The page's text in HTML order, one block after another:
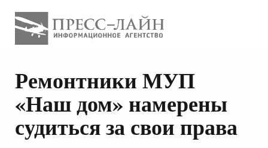
Ремонтники МУП
«Наш дом» намерены
судиться за свои права